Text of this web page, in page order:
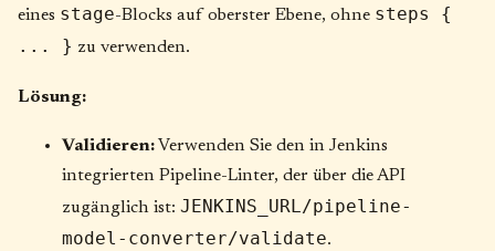
eines stage-Blocks auf oberster Ebene, ohne steps {
... } zu verwenden.
Lösung:
Validieren: Verwenden Sie den in Jenkins
integrierten Pipeline-Linter, der über die API
zugänglich ist: JENKINS_URL/pipeline-
model-converter/validate.